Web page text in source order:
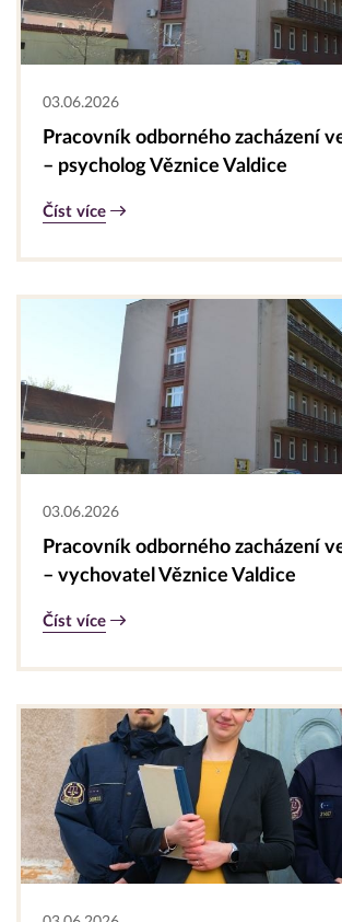
03.06.2026
Pracovník odborného zacházení
– psycholog Věznice Valdice
Číst více
03.06.2026
Pracovník odborného zacházení
– vychovatel Věznice Valdice
Číst více